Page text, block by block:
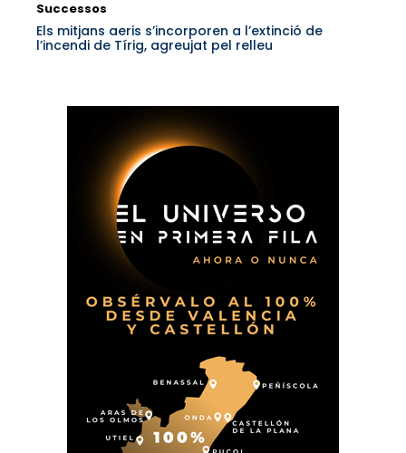
Successos
Els mitjans aeris s’incorporen a l’extinció de
l’incendi de Tírig, agreujat pel relleu